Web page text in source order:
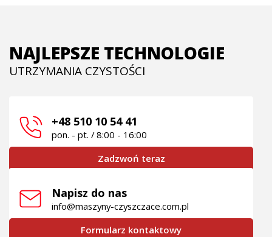
NAJLEPSZE TECHNOLOGIE
UTRZYMANIA CZYSTOŚCI
+48 510 10 54 41
pon. - pt. / 8:00 - 16:00
Zadzwoń teraz
Napisz do nas
info@maszyny-czyszczace.com.pl
Formularz kontaktowy